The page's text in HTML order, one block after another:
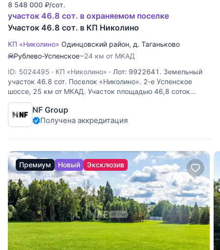
8 548 000 ₽/сот.
участок 46.8 сот. в охраняемом поселке
Участок 46.8 сот. в КП Николино
КП «Николино» Одинцовский район, д. Таганьково
Рублево-Успенское~24 км от МКАД
ID: 5024495 · КП «Николино» · Лот: 9922641. Земельный
участок 46.8 cот. Поселок «Николино». 2-е Успенское
шоссе, 25 км от МКАД. Участок площадью 46,8 соток
предоставляет обширное пространство для реализации
ваших архитектурных идей. Полевой тип местности
обеспечивает открытость
NF Group
Получена аккредитация
Премиум Новый Эксклюзив